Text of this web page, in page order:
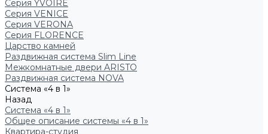
Серия YVOIRE
Серия VENICE
Серия VERONA
Серия FLORENCE
Царство камней
Раздвижная система Slim Line
Межкомнатные двери ARISTO
Раздвижная система NOVA
Система «4 в 1»
Назад
Система «4 в 1»
Общее описание системы «4 в 1»
Квартира-студия